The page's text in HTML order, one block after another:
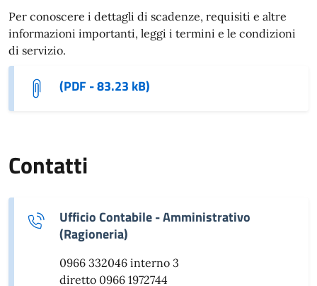
Per conoscere i dettagli di scadenze, requisiti e altre
informazioni importanti, leggi i termini e le condizioni
di servizio.
(PDF - 83.23 kB)
Contatti
Ufficio Contabile - Amministrativo
(Ragioneria)
0966 332046 interno 3
diretto 0966 1972744